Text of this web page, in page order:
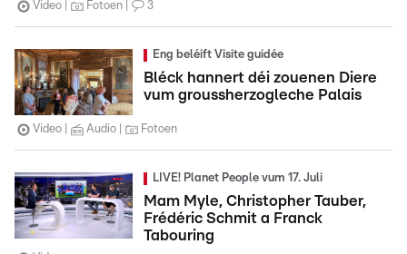
Video Fotoen 3
Eng beléift Visite guidée
Bléck hannert déi zouenen Diere
vum groussherzogleche Palais
Video Audio Fotoen
LIVE! Planet People vum 17. Juli
Mam Myle, Christopher Tauber,
Frédéric Schmit a Franck
Tabouring